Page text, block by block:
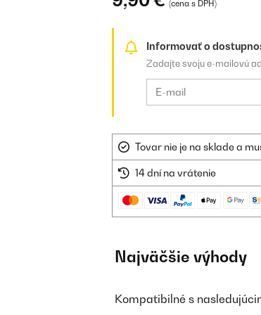
(cena s DPH)
Informovať o
Zadajte svoju e-mailovú
Tovar nie je na sklade a
14 dní na vrátenie
Najväčšie výhody
Kompatibilné s